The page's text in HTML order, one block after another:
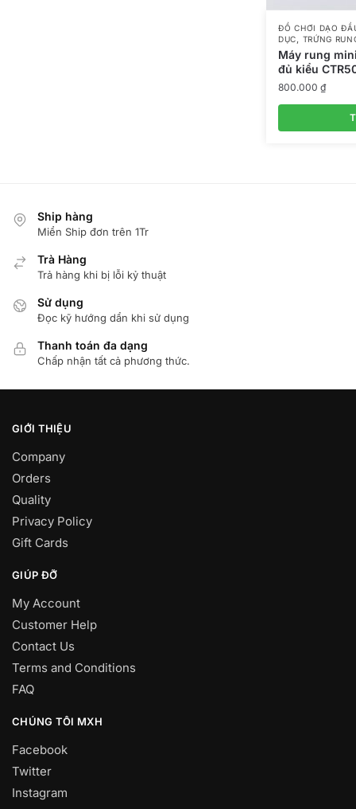
ĐỒ CHƠI DẠO
DỤC
TRỨNG
Máy rung
đủ kiểu
800.000 ₫
Ship hàng
Miển Ship đơn trên 1Tr
Trà Hàng
Trả hàng khi bị lỗi kỷ thuật
Sử dụng
Đọc kỹ hướng dẩn khi sử dụng
Thanh toán đa dạng
Chấp nhận tất cả phương thức.
GIỚI THIỆU
Company
Orders
Quality
Privacy Policy
Gift Cards
GIÚP ĐỠ
My Account
Customer Help
Contact Us
Terms and Conditions
FAQ
CHÚNG TÔI MXH
Facebook
Twitter
Instagram